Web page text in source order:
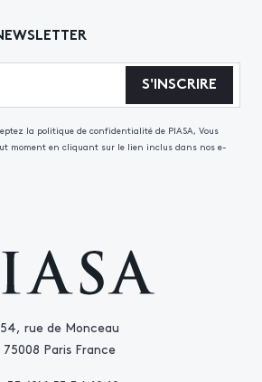
54, rue de Monceau
75008 Paris France
S'INSCRIRE
la politique de confidentialité de PIASA, Vous
moment en cliquant sur le lien inclus dans nos e-